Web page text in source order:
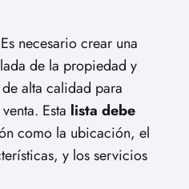
necesario crear una
de la propiedad y
alta calidad para
Esta lista debe
como la ubicación, el
y los servicios